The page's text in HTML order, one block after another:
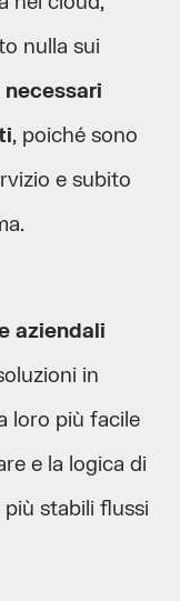
nulla sui
necessari
, poiché sono
e subito
aziendali
in
loro più facile
e la logica di
stabili flussi